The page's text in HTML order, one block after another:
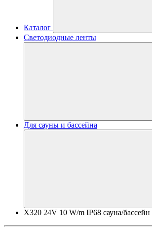
Каталог
Светодиодные ленты
Для сауны и бассейна
X320 24V 10 W/m IP68 сауна/бассейн